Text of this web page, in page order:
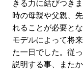
きる力に結びつき
時の母親や父親、
れることが必要と
モデルによって将
た一日でした。従
説明する事、また